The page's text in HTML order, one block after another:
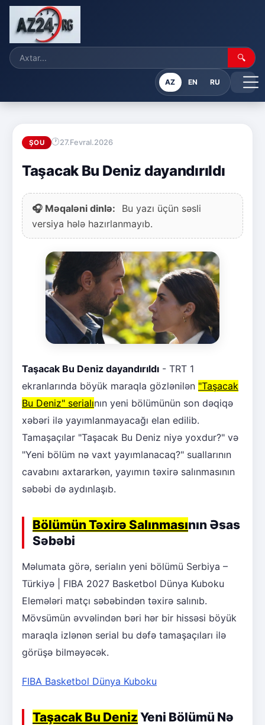
🔍
AZ EN RU
ŞOU 27.Fevral.2026
Taşacak Bu Deniz dayandırıldı
🎧 Məqaləni dinlə:
Bu yazı üçün səsli
versiya hələ hazırlanmayıb.
Taşacak Bu Deniz dayandırıldı - TRT 1
ekranlarında böyük maraqla gözlənilən "Taşacak
Bu Deniz" serialının yeni bölümünün son dəqiqə
xəbəri ilə yayımlanmayacağı elan edilib.
Tamaşaçılar "Taşacak Bu Deniz niyə yoxdur?" və
"Yeni bölüm nə vaxt yayımlanacaq?" suallarının
cavabını axtararkən, yayımın təxirə salınmasının
səbəbi də aydınlaşıb.
Bölümün Təxirə Salınmasının Əsas
Səbəbi
Məlumata görə, serialın yeni bölümü Serbiya –
Türkiyə | FIBA 2027 Basketbol Dünya Kuboku
Elemələri matçı səbəbindən təxirə salınıb.
Mövsümün əvvəlindən bəri hər bir hissəsi böyük
maraqla izlənən serial bu dəfə tamaşaçıları ilə
görüşə bilməyəcək.
FIBA Basketbol Dünya Kuboku
Taşacak Bu Deniz Yeni Bölümü Nə